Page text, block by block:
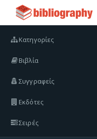
Κατηγορίες
Βιβλία
Συγγραφείς
Εκδότες
Σειρές